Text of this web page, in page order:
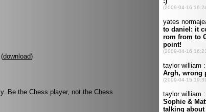
(download)
Be the Chess player, not the Chess